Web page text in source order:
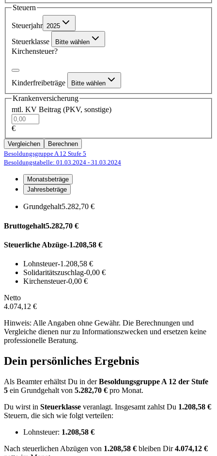
Steuern
Steuerjahr 2025
Steuerklasse Bitte wählen
Kirchensteuer?
Kinderfreibeträge Bitte wählen
Krankenversicherung
mtl. KV Beitrag (PKV, sonstige)
€
Vergleichen
Berechnen
Besoldungsgruppe A 12 Stufe 5
Besoldungstabelle: 01.03.2024 - 31.03.2024
Monatsbeträge
Jahresbeträge
Grundgehalt5.282,70 €
Bruttogehalt5.282,70 €
Steuerliche Abzüge-1.208,58 €
Lohnsteuer-1.208,58 €
Solidaritätszuschlag-0,00 €
Kirchensteuer-0,00 €
Netto
4.074,12 €
Hinweis: Alle Angaben ohne Gewähr. Die Berechnungen und
Vergleiche dienen nur zu Informationszwecken und ersetzen keine
professionelle Beratung.
Dein persönliches Ergebnis
Als Beamter erhältst Du in derBesoldungsgruppe A 12 der Stufe
5 ein Grundgehalt von 5.282,70 € pro Monat.
Du wirst in Steuerklasse veranlagt. Insgesamt zahlst Du 1.208,58 €
Steuern, die sich wie folgt verteilen:
Lohnsteuer: 1.208,58 €
Nach steuerlichen Abzügen von 1.208,58 € bleiben Dir4.074,12 €